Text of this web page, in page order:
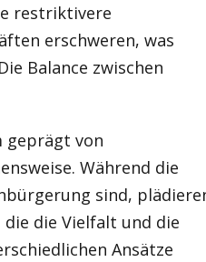
restriktivere
erschweren, was
Balance zwischen
geprägt von
Während die
sind,
die Vielfalt und die
Ansätze